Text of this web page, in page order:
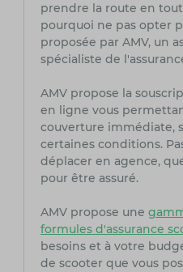
prendre la route en
pourquoi ne pas opter
proposée par AMV, un
spécialiste de
AMV propose la
en ligne vous
couverture immédiate,
certaines conditions.
déplacer en agence,
pour être assuré.
AMV propose une
formules d'assurance
besoins et à votre
de scooter que vous